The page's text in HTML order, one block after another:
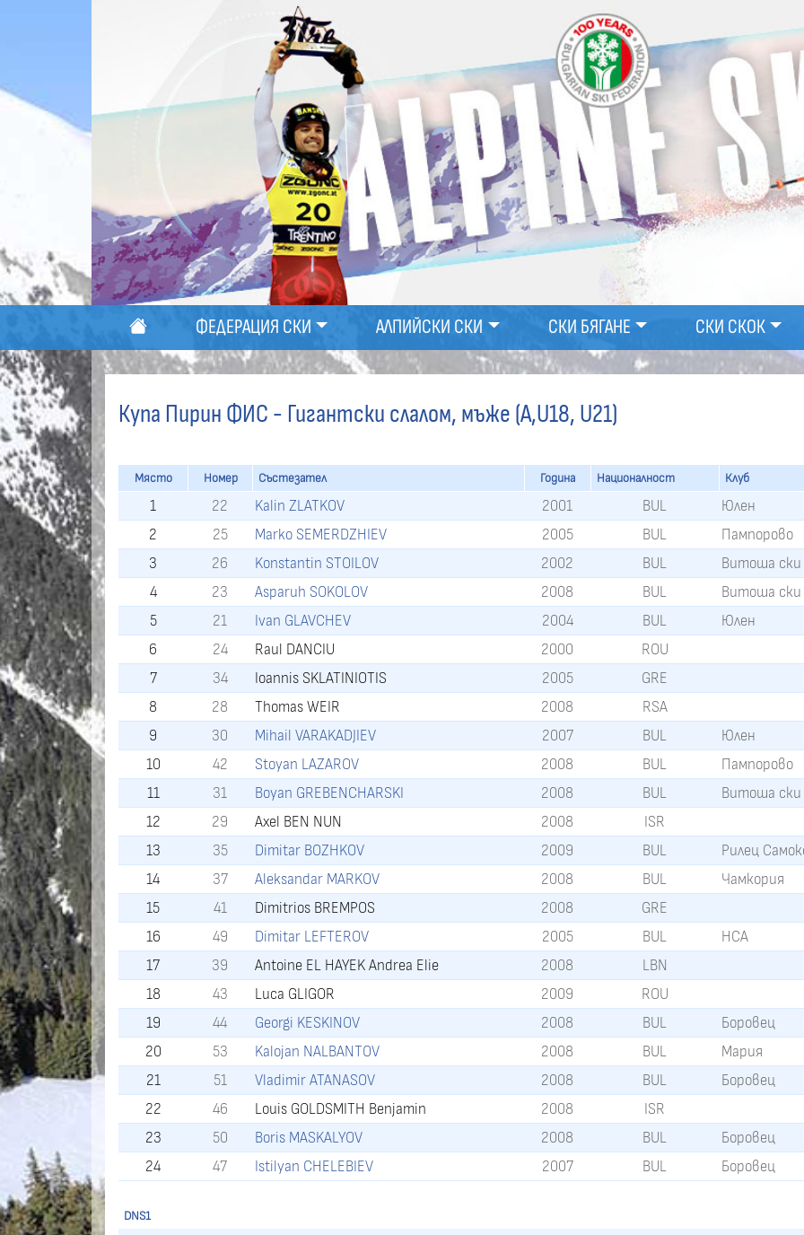
ФЕДЕРАЦИЯ СКИ АЛПИЙСКИ СКИ СКИ БЯГАНЕ СКИ СКОК
Купа Пирин ФИС - Гигантски слалом, мъже (A,U18, U21)
Място Номер Състезател Година Националност Клуб
1 22 Kalin ZLATKOV 2001 BUL
Юлен
2
25 Marko SEMERDZHIEV 2005 BUL
Пампорово
3
26 Konstantin STOILOV 2002 BUL
Витоша ски
4
23 Asparuh SOKOLOV 2008 BUL
Витоша ски
5
21 Ivan GLAVCHEV 2004 BUL
Юлен
6
24 Raul DANCIU 2000
ROU
7
34 Ioannis SKLATINIOTIS 2005
GRE
8
28 Thomas WEIR 2008
RSA
9
30 Mihail VARAKADJIEV 2007 BUL
Юлен
10
42 Stoyan LAZAROV 2008 BUL
Пампорово
11
31 Boyan GREBENCHARSKI 2008 BUL
Витоша ски
12
29 Axel BEN NUN 2008
ISR
13
35 Dimitar BOZHKOV 2009 BUL
Рилец
14
37 Aleksandar MARKOV 2008 BUL
Чамкория
15
41 Dimitrios BREMPOS 2008
GRE
16
49 Dimitar LEFTEROV 2005 BUL
НСА
17
39 Antoine EL HAYEK Andrea Elie 2008
LBN
18
43 Luca GLIGOR 2009
ROU
19
44 Georgi KESKINOV 2008 BUL
Боровец
20
53 Kalojan NALBANTOV 2008 BUL
Мария
21
51 Vladimir ATANASOV 2008 BUL
Боровец
22
46 Louis GOLDSMITH Benjamin 2008
ISR
23
50 Boris MASKALYOV 2008 BUL
Боровец
24
47 Istilyan CHELEBIEV 2007 BUL Боровец
DNS1